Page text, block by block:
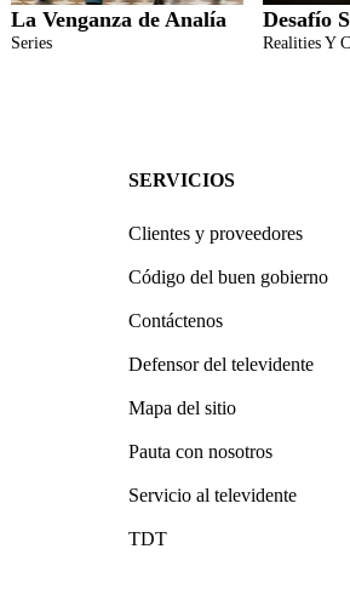
La Venganza de Analía
Series
Desafío
Realities Y
SERVICIOS
Clientes y proveedores
Código del buen gobierno
Contáctenos
Defensor del televidente
Mapa del sitio
Pauta con nosotros
Servicio al televidente
TDT